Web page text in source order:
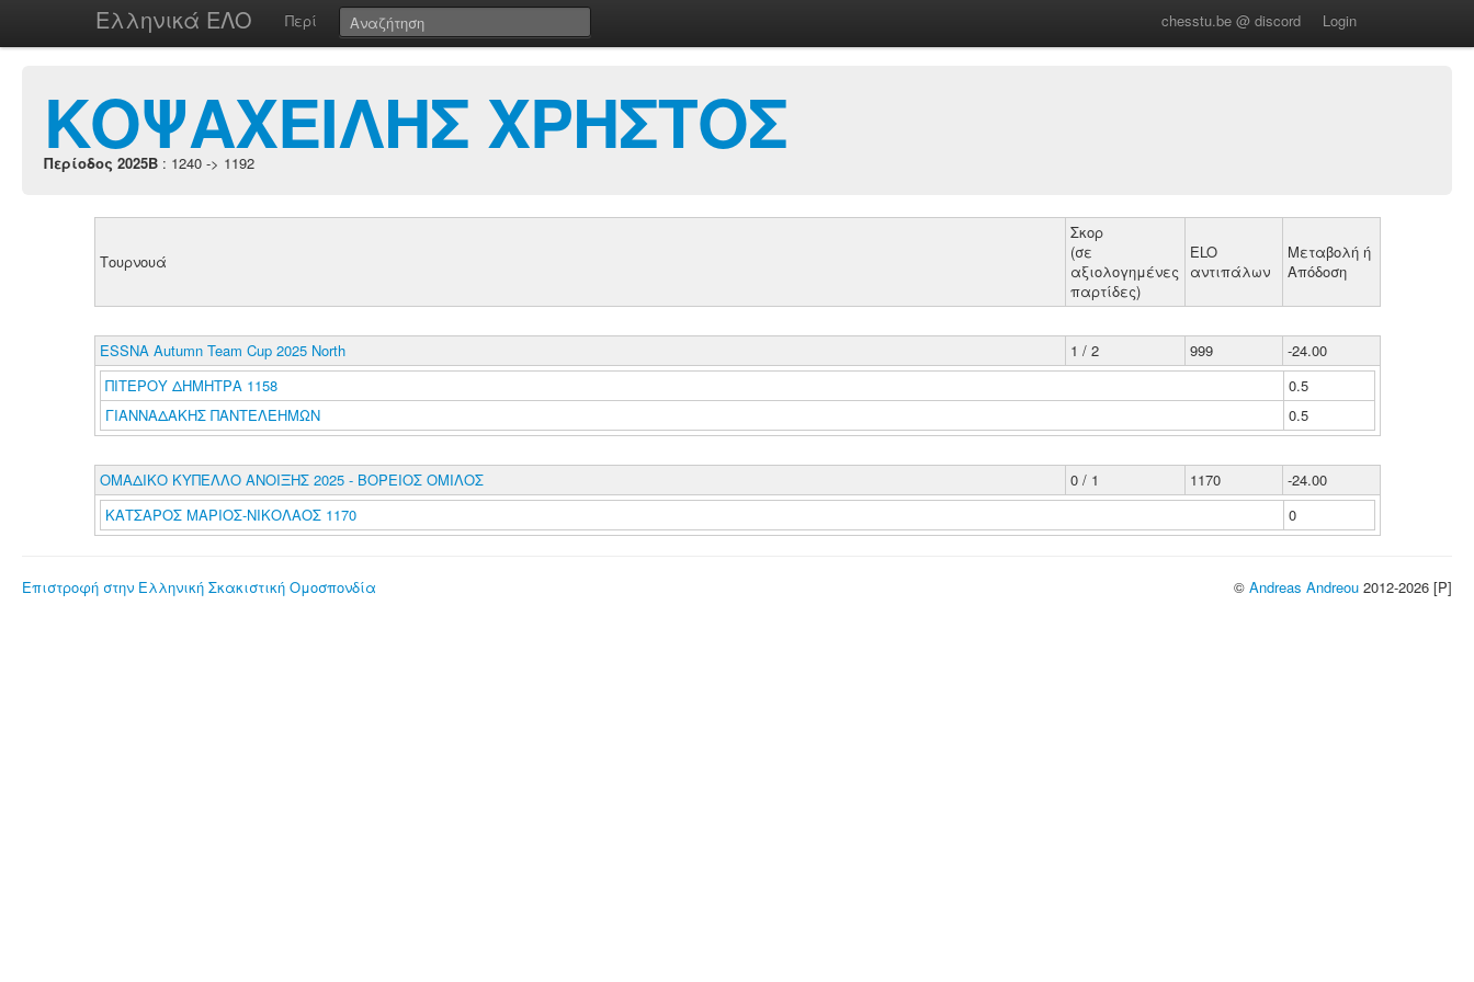
Ελληνικά ΕΛΟ Περί chesstu.be @ discord Login
ΚΟΨΑΧΕΙΛΗΣ ΧΡΗΣΤΟΣ
Περίοδος 2025B : 1240 -> 1192
Τουρνουά
Σκορ
(σε
αξιολογημένες
παρτίδες)
ELO
αντιπάλων
Μεταβολή ή
Απόδοση
ESSNA Autumn Team Cup 2025 North 1 / 2 999
-24.00
ΠΙΤΕΡΟΥ ΔΗΜΗΤΡΑ 1158
0.5
ΓΙΑΝΝΑΔΑΚΗΣ ΠΑΝΤΕΛΕΗΜΩΝ
0.5
ΟΜΑΔΙΚΟ ΚΥΠΕΛΛΟ ΑΝΟΙΞΗΣ 2025 - ΒΟΡΕΙΟΣ ΟΜΙΛΟΣ 0 / 1 1170
-24.00
ΚΑΤΣΑΡΟΣ ΜΑΡΙΟΣ-ΝΙΚΟΛΑΟΣ 1170
0
Επιστροφή στην Ελληνική Σκακιστική Ομοσπονδία © Andreas Andreou 2012-2026 [P]